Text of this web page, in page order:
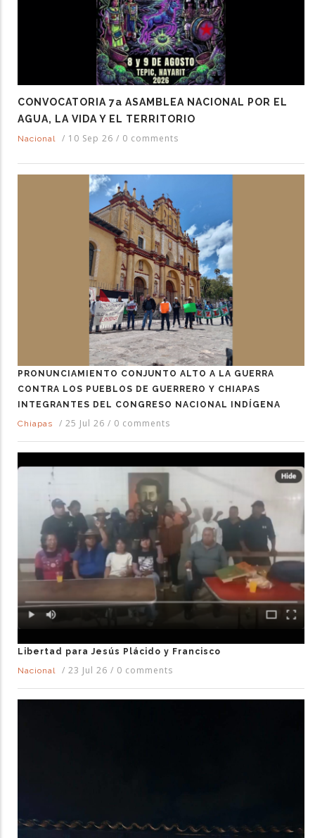
CONVOCATORIA 7a ASAMBLEA NACIONAL POR EL
AGUA, LA VIDA Y EL TERRITORIO
Nacional / 10 Sep 26 / 0 comments
PRONUNCIAMIENTO CONJUNTO ALTO A LA GUERRA
CONTRA LOS PUEBLOS DE GUERRERO Y CHIAPAS
INTEGRANTES DEL CONGRESO NACIONAL INDÍGENA
Chiapas
/ 25 Jul 26 / 0 comments
Libertad para Jesús Plácido y Francisco
Nacional
/ 23 Jul 26 / 0 comments